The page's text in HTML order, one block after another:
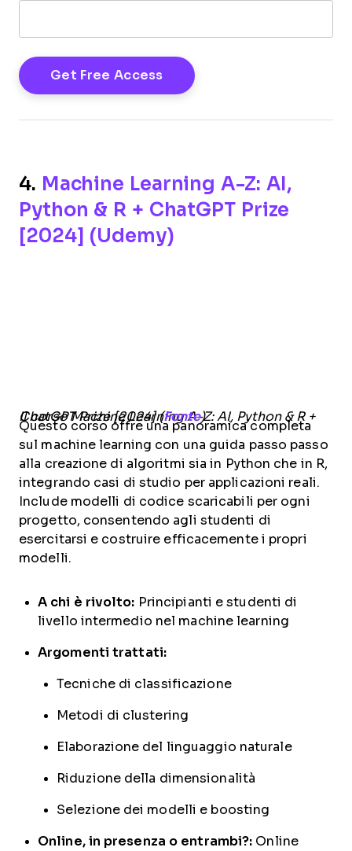
4. Machine Learning A-Z: AI,
Python & R + ChatGPT Prize
[2024] (Udemy)
Il corso Machine Learning A-Z: AI, Python & R + ChatGPT Prize [2024] (Fonte)
Questo corso offre una panoramica completa
sul machine learning con una guida passo passo
alla creazione di algoritmi sia in Python che in R,
integrando casi di studio per applicazioni reali.
Include modelli di codice scaricabili per ogni
progetto, consentendo agli studenti di
esercitarsi e costruire efficacemente i propri
modelli.
A chi è rivolto: Principianti e studenti di
livello intermedio nel machine learning
Argomenti trattati:
Tecniche di classificazione
Metodi di clustering
Elaborazione del linguaggio naturale
Riduzione della dimensionalità
Selezione dei modelli e boosting
Online, in presenza o entrambi?: Online